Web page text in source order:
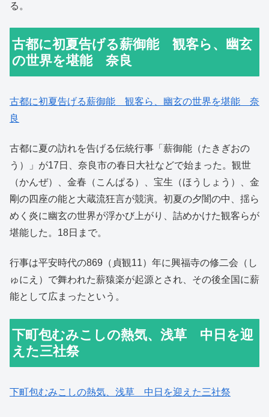
る。
古都に初夏告げる薪御能 観客ら、幽玄
の世界を堪能 奈良
古都に初夏告げる薪御能 観客ら、幽玄の世界を堪能 奈
良
古都に夏の訪れを告げる伝統行事「薪御能（たきぎおの
う）」が17日、奈良市の春日大社などで始まった。観世
（かんぜ）、金春（こんぱる）、宝生（ほうしょう）、金
剛の四座の能と大蔵流狂言が競演。初夏の夕闇の中、揺ら
めく炎に幽玄の世界が浮かび上がり、詰めかけた観客らが
堪能した。18日まで。
行事は平安時代の869（貞観11）年に興福寺の修二会（し
ゅにえ）で舞われた薪猿楽が起源とされ、その後全国に薪
能として広まったという。
下町包むみこしの熱気、浅草 中日を迎
えた三社祭
下町包むみこしの熱気、浅草 中日を迎えた三社祭